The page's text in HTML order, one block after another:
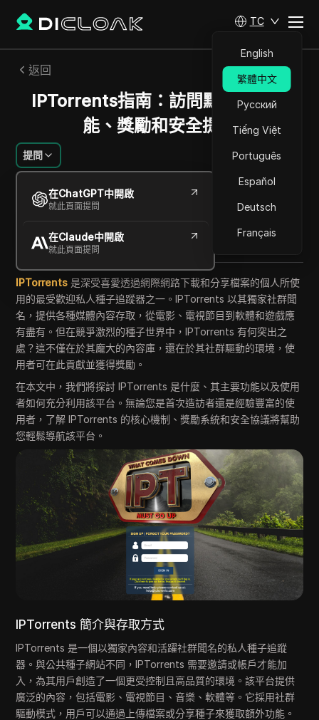
TC
English
繁體中文
Русский
Tiếng Việt
Português
Español
Deutsch
Français
返回
IPTorrents指南：訪問點、主要功
能、獎勵和安全提示
提問
在ChatGPT中開啟
就此頁面提問
在Claude中開啟
就此頁面提問
查爾斯·馬丁內斯
2025年9月 12 分鐘 閱讀
Copy Link
IPTorrents 是深受喜愛透過網際網路下載和分享檔案的個人所使
用的最受歡迎私人種子追蹤器之一。IPTorrents 以其獨家社群聞
名，提供各種媒體內容存取，從電影、電視節目到軟體和遊戲應
有盡有。但在競爭激烈的種子世界中，IPTorrents 有何突出之
處？這不僅在於其龐大的內容庫，還在於其社群驅動的環境，使
用者可在此貢獻並獲得獎勵。
在本文中，我們將探討 IPTorrents 是什麼、其主要功能以及使用
者如何充分利用該平台。無論您是首次造訪者還是經驗豐富的使
用者，了解 IPTorrents 的核心機制、獎勵系統和安全協議將幫助
您輕鬆導航該平台。
IPTorrents 簡介與存取方式
IPTorrents 是一個以獨家內容和活躍社群聞名的私人種子追蹤
器。與公共種子網站不同，IPTorrents 需要邀請或帳戶才能加
入，為其用戶創造了一個更受控制且高品質的環境。該平台提供
廣泛的內容，包括電影、電視節目、音樂、軟體等。它採用社群
驅動模式，用戶可以通過上傳檔案或分享種子來獲取額外功能。